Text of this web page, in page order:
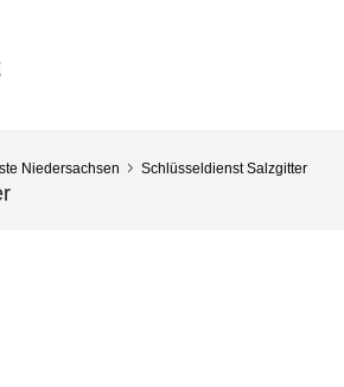
Niedersachsen Schlüsseldienst Salzgitter